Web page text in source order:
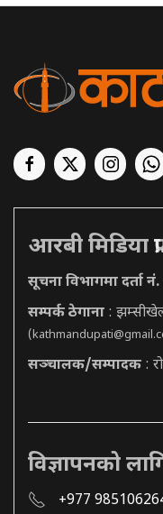
आरबी मिडिया
सूचना विभागमा दर्ता नं.
सम्पर्क ठेगाना :
(
सञ्चालक/सम्पादक :
विज्ञापनको
+977